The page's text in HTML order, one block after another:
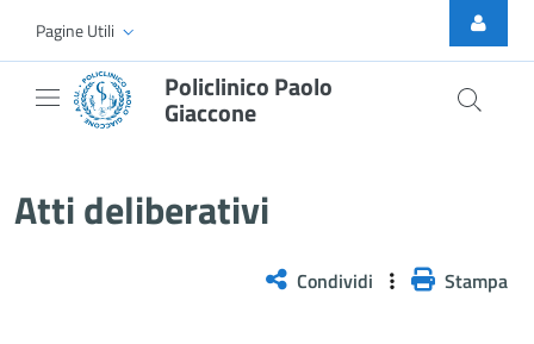
Skip to Main Content
Pagine Utili
Policlinico Paolo
Giaccone
Atti deliberativi
Condividi Stampa